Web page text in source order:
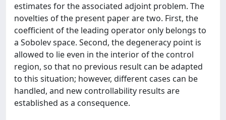
estimates for the associated adjoint problem. The
novelties of the present paper are two. First, the
coefficient of the leading operator only belongs to
a Sobolev space. Second, the degeneracy point is
allowed to lie even in the interior of the control
region, so that no previous result can be adapted
to this situation; however, different cases can be
handled, and new controllability results are
established as a consequence.